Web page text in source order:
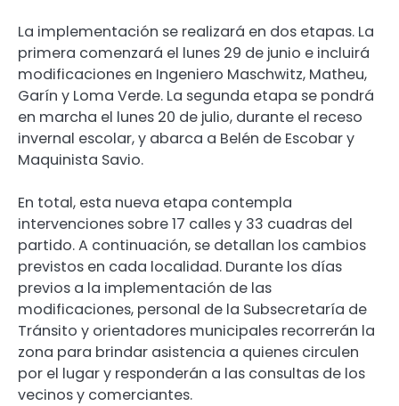
La implementación se realizará en dos etapas. La
primera comenzará el lunes 29 de junio e incluirá
modificaciones en Ingeniero Maschwitz, Matheu,
Garín y Loma Verde. La segunda etapa se pondrá
en marcha el lunes 20 de julio, durante el receso
invernal escolar, y abarca a Belén de Escobar y
Maquinista Savio.
En total, esta nueva etapa contempla
intervenciones sobre 17 calles y 33 cuadras del
partido. A continuación, se detallan los cambios
previstos en cada localidad. Durante los días
previos a la implementación de las
modificaciones, personal de la Subsecretaría de
Tránsito y orientadores municipales recorrerán la
zona para brindar asistencia a quienes circulen
por el lugar y responderán a las consultas de los
vecinos y comerciantes.